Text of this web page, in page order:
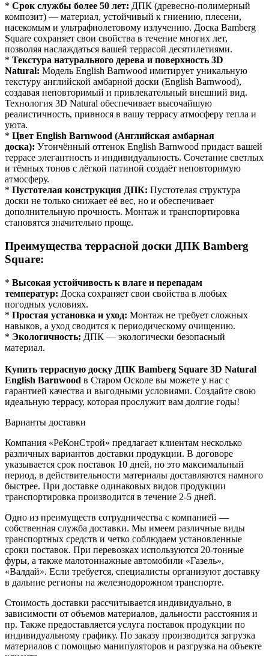
* Срок службы более 50 лет: ДПК (древесно-полимерный
композит) — материал, устойчивый к гниению, плесени,
насекомым и ультрафиолетовому излучению. Доска Bamberg
Square сохраняет свои свойства в течение многих лет,
позволяя наслаждаться вашей террасой десятилетиями.
* Текстура натурального дерева и поверхность 3D
Natural: Модель English Barnwood имитирует уникальную
текстуру английской амбарной доски (English Barnwood),
создавая неповторимый и привлекательный внешний вид.
Технология 3D Natural обеспечивает высочайшую
реалистичность, привнося в вашу террасу атмосферу тепла и
уюта.
* Цвет English Barnwood (Английская амбарная
доска): Утончённый оттенок English Barnwood придаст вашей
террасе элегантность и индивидуальность. Сочетание светлых
и тёмных тонов с лёгкой патиной создаёт неповторимую
атмосферу.
* Пустотелая конструкция ДПК: Пустотелая структура
доски не только снижает её вес, но и обеспечивает
дополнительную прочность. Монтаж и транспортировка
становятся значительно проще.
Преимущества террасной доски ДПК Bamberg
Square:
* Высокая устойчивость к влаге и перепадам
температур: Доска сохраняет свои свойства в любых
погодных условиях.
* Простая установка и уход: Монтаж не требует сложных
навыков, а уход сводится к периодическому очищению.
* Экологичность: ДПК — экологически безопасный
материал.
Купить террасную доску ДПК Bamberg Square 3D Natural
English Barnwood в Старом Осколе вы можете у нас с
гарантией качества и выгодными условиями. Создайте свою
идеальную террасу, которая прослужит вам долгие годы!
Варианты доставки
Компания «РеКонСтрой» предлагает клиентам несколько
различных вариантов доставки продукции. В договоре
указывается срок поставок 10 дней, но это максимальный
период, в действительности материалы доставляются намного
быстрее. При доставке одинаковых видов продукции
транспортировка производится в течение 2-5 дней.
Одно из преимуществ сотрудничества с компанией —
собственная служба доставки. Мы имеем различные виды
транспортных средств и четко соблюдаем установленные
сроки поставок. При перевозках используются 20-тонные
фуры, а также малотоннажные автомобили «Газель»,
«Валдай». Если требуется, специалисты организуют доставку
в дальние регионы на железнодорожном транспорте.
Стоимость доставки рассчитывается индивидуально, в
зависимости от объемов материалов, дальности расстояния и
пр. Также предоставляется услуга поставок продукции по
индивидуальному графику. По заказу производится загрузка
материалов с помощью манипуляторов и разгрузка на объекте